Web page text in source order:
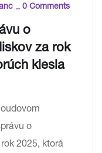
_ 0 Comments
o
za rok
klesla
o
2025, ktorá